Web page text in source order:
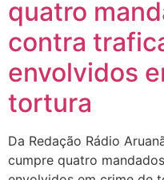
quatro
contra
envolvidos
tortura
Da Redação Rádio
cumpre quatro